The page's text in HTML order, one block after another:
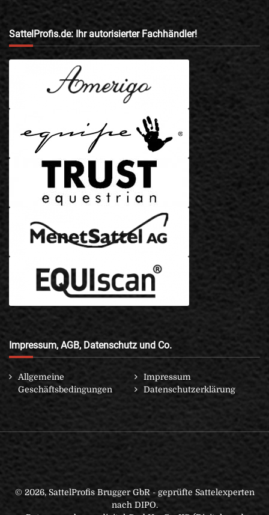
SattelProfis.de: Ihr autorisierter Fachhändler!
Impressum, AGB, Datenschutz und Co.
Allgemeine
Geschäftsbedingungen
Impressum
Datenschutzerklärung
© 2026, SattelProfis Brugger GbR - geprüfte Sattelexperten
nach DIPO.